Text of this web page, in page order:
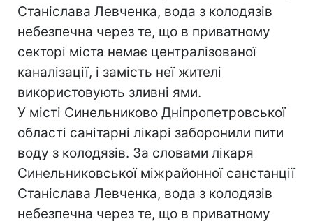
Станіслава Левченка, вода з колодязів
небезпечна через те, що в приватному
секторі міста немає централізованої
каналізації, і замість неї жителі
використовують зливні ями.
У місті Синельниково Дніпропетровської
області санітарні лікарі заборонили пити
воду з колодязів. За словами лікаря
Синельниковської міжрайонної санстанції
Станіслава Левченка, вода з колодязів
небезпечна через те, що в приватному